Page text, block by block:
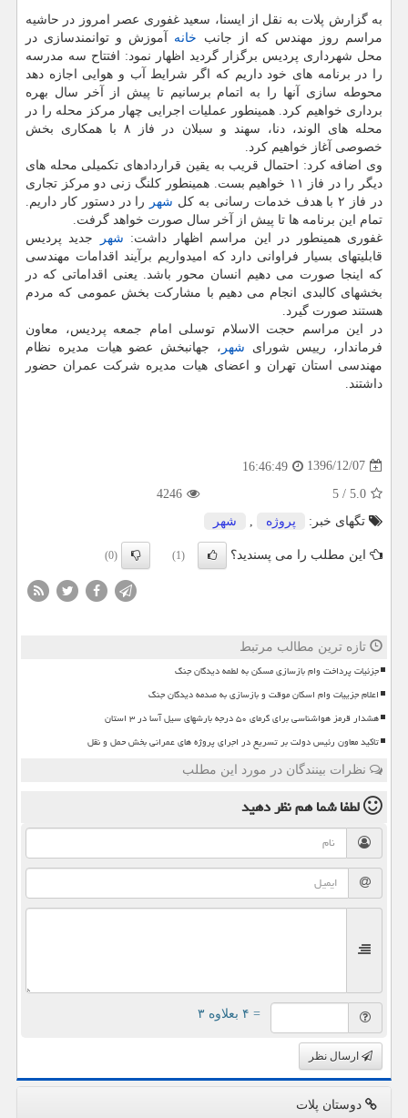
به گزارش پلات به نقل از ایسنا، سعید غفوری عصر امروز در حاشیه
مراسم روز مهندس كه از جانب خانه آموزش و توانمندسازی در
محل شهرداری پردیس برگزار گردید اظهار نمود: افتتاح سه مدرسه
را در برنامه های خود داریم كه اگر شرایط آب و هوایی اجازه دهد
محوطه سازی آنها را به اتمام برسانیم تا پیش از آخر سال بهره
برداری خواهیم كرد. همینطور عملیات اجرایی چهار مركز محله را در
محله های الوند، دنا، سهند و سبلان در فاز ۸ با همكاری بخش
خصوصی آغاز خواهیم كرد.
وی اضافه كرد: احتمال قریب به یقین قراردادهای تكمیلی محله های
دیگر را در فاز ۱۱ خواهیم بست. همینطور كلنگ زنی دو مركز تجاری
در فاز ۲ با هدف خدمات رسانی به كل
شهر
را در دستور كار داریم.
تمام این برنامه ها تا پیش از آخر سال صورت خواهد گرفت.
غفوری همینطور در این مراسم اظهار داشت: شهر
جدید پردیس
قابلیتهای بسیار فراوانی دارد كه امیدواریم برآیند اقدامات مهندسی
كه اینجا صورت می دهیم انسان محور باشد. یعنی اقداماتی كه در
بخشهای كالبدی انجام می دهیم با مشاركت بخش عمومی كه مردم
هستند صورت گیرد.
در این مراسم حجت الاسلام توسلی امام جمعه پردیس، معاون
فرماندار، رییس شورای شهر ، جهانبخش عضو هیات مدیره نظام
مهندسی استان تهران و اعضای هیات مدیره شركت عمران حضور
داشتند.
1396/12/07
16:46:49
5.0
/
5
4246
تگهای خبر:
پروژه شهر
این مطلب را می پسندید؟ (1)
(0)
تازه ترین مطالب مرتبط
جزئیات پرداخت وام بازسازی مسکن به لطمه دیدگان جنگ
اعلام جزییات وام اسکان موقت و بازسازی به صدمه دیدگان جنگ
هشدار قرمز هواشناسی برای گرمای ۵۰ درجه بارشهای سیل آسا در ۳ استان
تاکید معاون رئیس دولت بر تسریع در اجرای پروژه های عمرانی بخش حمل و نقل
نظرات بینندگان در مورد این مطلب
لطفا شما همنظر دهید
= ۴ بعلاوه ۳
ارسال نظر
دوستان پلات